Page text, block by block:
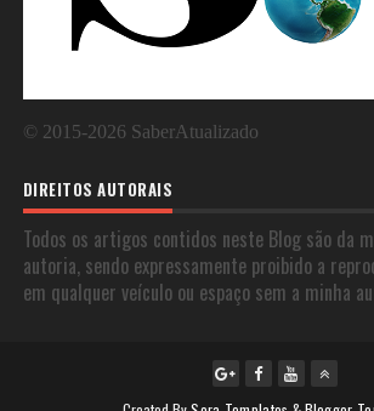
© 2015-2026 SaberAtualizado
DIREITOS AUTORAIS
Todos os artigos contidos neste Blog são da
autoria, sendo expressamente proibido a
em qualquer veículo ou espaço sem a minha